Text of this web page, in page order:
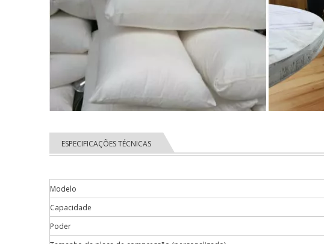
ESPECIFICAÇÕES TÉCNICAS
Modelo
Capacidade
Poder